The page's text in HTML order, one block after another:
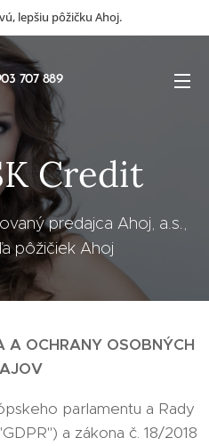
lepšiu pôžičku Ahoj.
707 889
Credit
predajca Ahoj, a.s.,
pôžičiek Ahoj
A OCHRANY OSOBNÝCH
parlamentu a Rady
a zákona č. 18/2018